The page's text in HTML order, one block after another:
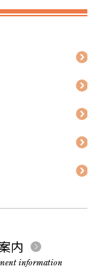
内
information